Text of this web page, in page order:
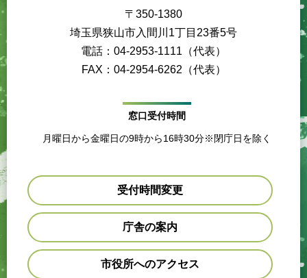
〒350-1380
埼玉県狭山市入間川1丁目23番5号
電話：04-2953-1111（代表）
FAX：04-2954-6262（代表）
窓口受付時間
月曜日から金曜日の9時から16時30分※閉庁日を除く
受付時間変更
庁舎の案内
市役所へのアクセス